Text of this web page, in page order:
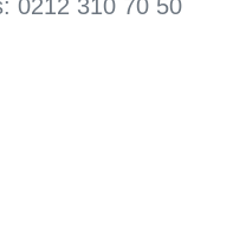
0212 310 70 50